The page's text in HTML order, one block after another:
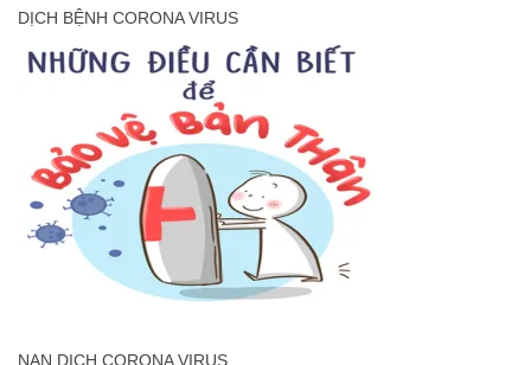
DỊCH BỆNH CORONA VIRUS
NẠN DỊCH CORONA VIRUS